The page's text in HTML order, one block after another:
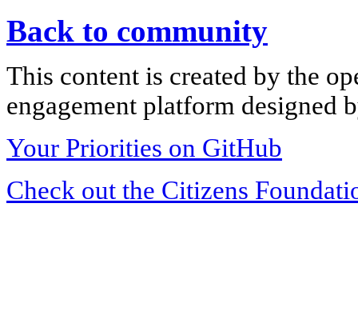
Back to community
This content is created by the
engagement platform designed
Your Priorities on GitHub
Check out the Citizens